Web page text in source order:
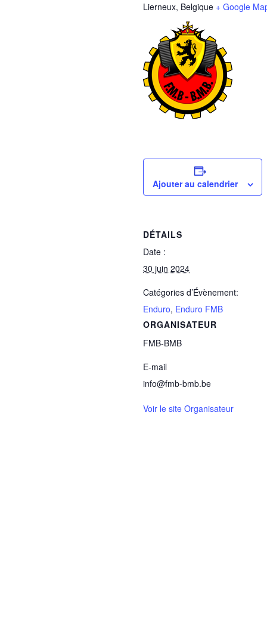
Lierneux, Belgique + Google
Ajouter au calendrier
DÉTAILS
Date :
30 juin 2024
Catégories d’Évènement:
Enduro, Enduro FMB
ORGANISATEUR
FMB-BMB
E-mail
info@fmb-bmb.be
Voir le site Organisateur